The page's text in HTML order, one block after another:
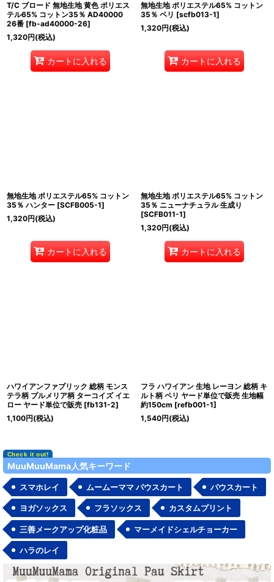
T/C ブロード 無地生地 黄色 ポリエス
テル65% コットン35％ AD40000
26番 [fb-ad40000-26]
1,320円(税込)
カートに入れる
無地生地 ポリエステル65% コットン
35％ ペリ [scfb013-1]
1,320円(税込)
カートに入れる
無地生地 ポリエステル65% コットン
35％ ハンター [SCFB005-1]
1,320円(税込)
カートに入れる
無地生地 ポリエステル65% コットン
35％ ニューナチュラル 生成り
[SCFB011-1]
1,320円(税込)
カートに入れる
ハワイアンファブリック 総柄 モンス
テラ柄 プルメリア柄 ターコイズ イエ
ロー ヤード単位で販売 [fb131-2]
1,100円(税込)
フラ ハワイアン 生地 レーヨン 総柄 キ
ルト柄 ペリ ヤード単位で販売 生地幅
約150cm [refb001-1]
1,540円(税込)
MuuMuuMama人気キーワード
スマホレイ ムームーママ パウスカート パウスカート
ヨガソックス フラソックス カスタムプリント
三善メークアップ化粧品 マーメイドシェルチョーカー
ハラのレイ